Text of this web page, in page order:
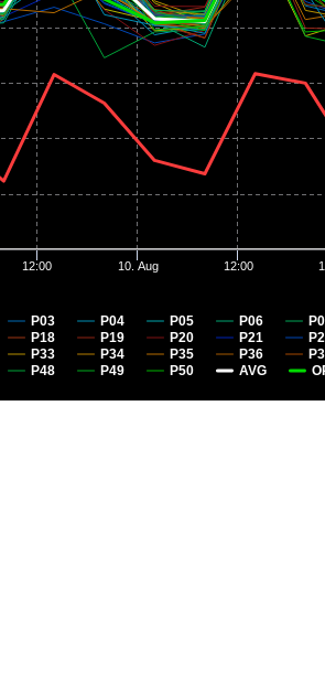
P03 P04 P05 P06
P18 P19 P20 P21
P33 P34 P35 P36
P48 P49 P50 AVG
12:00 10. Aug 12:00